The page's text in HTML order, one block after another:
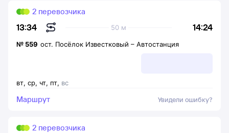
13:34 14:24
50 м
2 перевозчика
вт, ср, чт, пт, вс
№ 559 ост. Посёлок Известковый – Автостанция
Маршрут Увидели ошибку?
2 перевозчика